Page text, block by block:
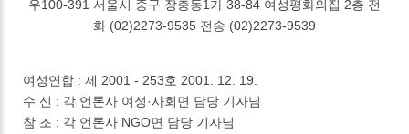
우100-391 서울시 중구 장충동1가 38-84 여성평화의집 2층 전
화 (02)2273-9535 전송 (02)2273-9539
여성연합 : 제 2001 - 253호 2001. 12. 19.
수 신 : 각 언론사 여성·사회면 담당 기자님
참 조 : 각 언론사 NGO면 담당 기자님